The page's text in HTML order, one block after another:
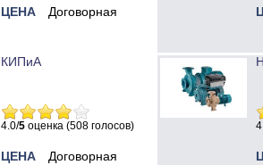
ЦЕНА Договорная
КИПиА
4.0/5 оценка (508 голосов)
ЦЕНА Договорная